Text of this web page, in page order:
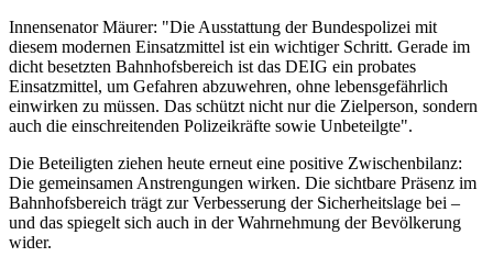
Innensenator Mäurer: "Die Ausstattung der Bundespolizei mit
diesem modernen Einsatzmittel ist ein wichtiger Schritt. Gerade im
dicht besetzten Bahnhofsbereich ist das DEIG ein probates
Einsatzmittel, um Gefahren abzuwehren, ohne lebensgefährlich
einwirken zu müssen. Das schützt nicht nur die Zielperson, sondern
auch die einschreitenden Polizeikräfte sowie Unbeteilgte".
Die Beteiligten ziehen heute erneut eine positive Zwischenbilanz:
Die gemeinsamen Anstrengungen wirken. Die sichtbare Präsenz im
Bahnhofsbereich trägt zur Verbesserung der Sicherheitslage bei –
und das spiegelt sich auch in der Wahrnehmung der Bevölkerung
wider.